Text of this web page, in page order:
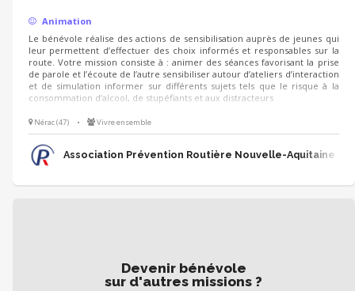
Animation
Le bénévole réalise des actions de sensibilisation auprès de jeunes qui
leur permettent d’effectuer des choix informés et responsables sur la
route. Votre mission consiste à : animer des séances favorisant la prise
de parole et l’écoute de l’autre sensibiliser autour d’ateliers d’interaction
et de simulation informer sur différents sujets tels que le risque à la
consommation d’alcool, de stupéfiants et aux distracteurs
Nérac (47) • Vivre ensemble
Association Prévention Routière Nouvelle-Aquitaine
Devenir bénévole
sur d'autres missions ?